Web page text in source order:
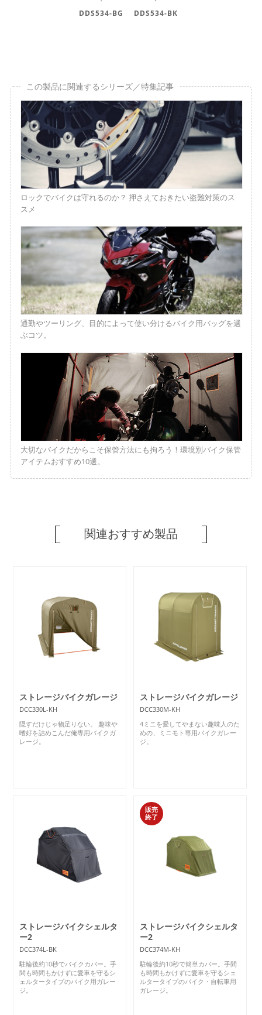
DDS534-BG DDS534-BK
この製品に関連するシリーズ／特集記事
ロックでバイクは守れるのか？ 押さえておきたい盗難対策のス
スメ
通勤やツーリング、目的によって使い分けるバイク用バッグを選
ぶコツ。
大切なバイクだからこそ保管方法にも拘ろう！環境別バイク保管
アイテムおすすめ10選。
関連おすすめ製品
ストレージバイクガレージ
DCC330L-KH
隠すだけじゃ物足りない。 趣味や
嗜好を詰めこんだ俺専用バイクガ
レージ。
ストレージバイクガレージ
DCC330M-KH
4ミニを愛してやまない趣味人のた
めの、ミニモト専用バイクガレー
ジ。
ストレージバイクシェルタ
ー2
DCC374L-BK
駐輪後約10秒でバイクカバー。手
間も時間もかけずに愛車を守るシ
ェルタータイプのバイク用ガレー
ジ。
販売
終了
ストレージバイクシェルタ
ー2
DCC374M-KH
駐輪後約10秒で簡単カバー。手間
も時間もかけずに愛車を守るシェ
ルタータイプのバイク・自転車用
ガレージ。